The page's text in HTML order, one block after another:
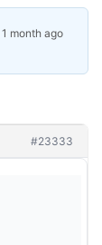
1 month ago
#23333